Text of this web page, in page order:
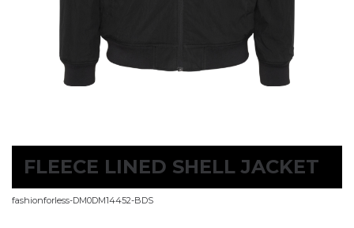
FLEECE LINED SHELL JACKET
fashionforless-DM0DM14452-BDS